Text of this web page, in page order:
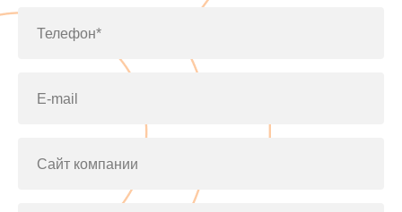
Телефон*
E-mail
Сайт компании